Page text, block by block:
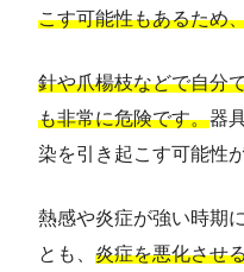
こす可能性もあるため
針や爪楊枝などで自分
も非常に危険です。器
染を引き起こす可能性
熱感や炎症が強い時期
とも、 炎症を悪化させ